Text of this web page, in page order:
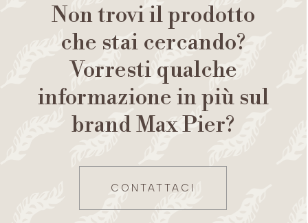
Non trovi il prodotto
che stai cercando?
Vorresti qualche
informazione in più sul
brand Max Pier?
CONTATTACI